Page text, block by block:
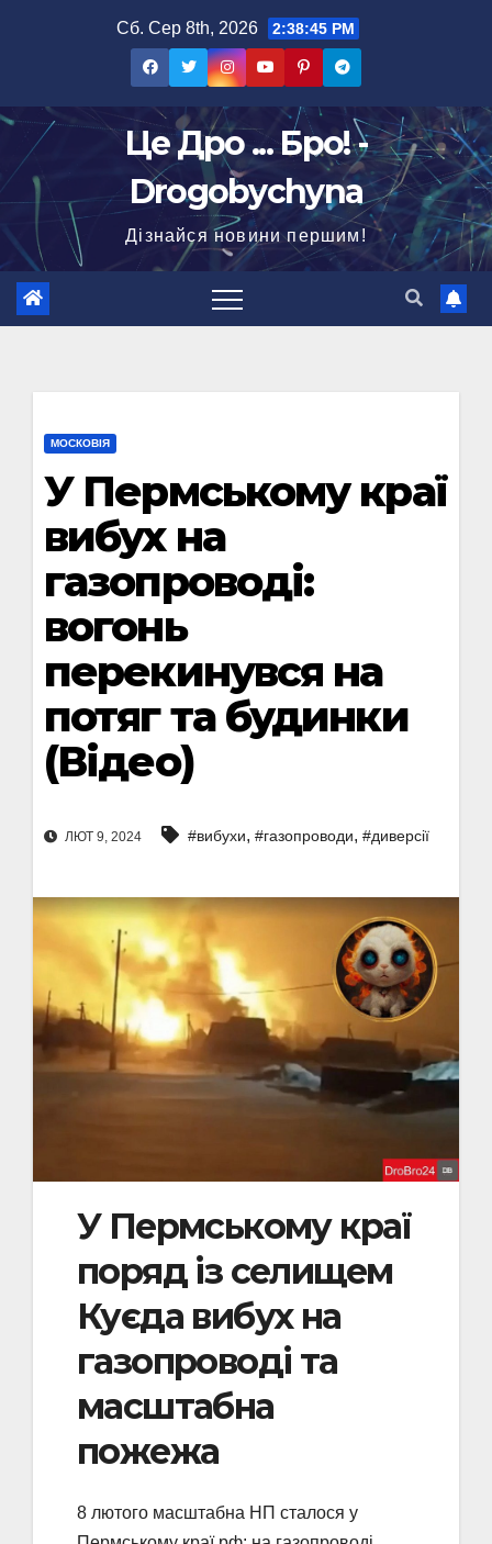
Сб. Сер 8th, 2026 2:38:46 PM
Це Дро ... Бро! -
Drogobychyna
Дізнайся новини першим!
МОСКОВІЯ
У Пермському краї
вибух на
газопроводі:
вогонь
перекинувся на
потяг та будинки
(Відео)
ЛЮТ 9, 2024 #вибухи, #газопроводи, #диверсії
У Пермському краї
поряд із селищем
Куєда вибух на
газопроводі та
масштабна
пожежа
8 лютого масштабна НП сталося у